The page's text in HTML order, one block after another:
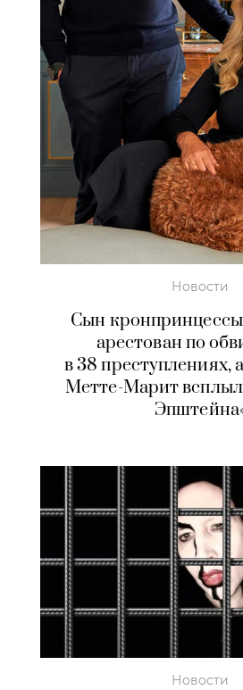
Новости
Сын
арестован по
в 38 преступлениях,
Метте-Марит
Новости